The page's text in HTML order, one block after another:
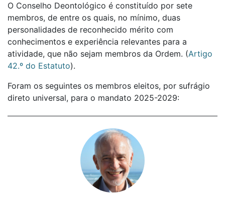
O Conselho Deontológico é constituído por sete
membros, de entre os quais, no mínimo, duas
personalidades de reconhecido mérito com
conhecimentos e experiência relevantes para a
atividade, que não sejam membros da Ordem. (Artigo
42.º do Estatuto).
Foram os seguintes os membros eleitos, por sufrágio
direto universal, para o mandato 2025-2029: